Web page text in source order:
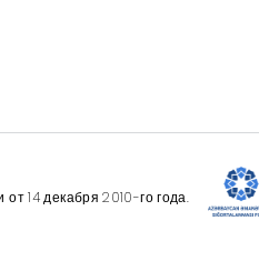
14 декабря 2010-го года.